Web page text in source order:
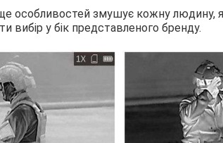
особливостей змушує кожну людину,
вибір у бік представленого бренду.